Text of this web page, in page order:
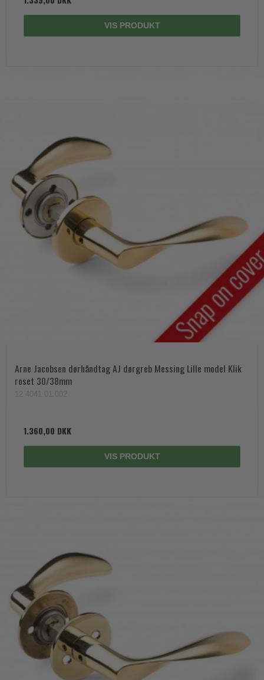
VIS PRODUKT
Arne Jacobsen dørhåndtag AJ dørgreb Messing Lille model Klik
roset 30/38mm
1.360,00 DKK
VIS PRODUKT